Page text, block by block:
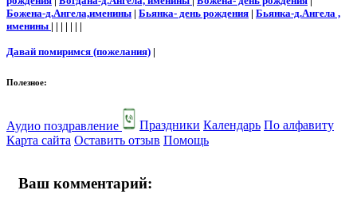
Божена-д.Ангела,именины | Бьянка- день рождения | Бьянка-д.Ангела ,
именины | | | | | | |
Давай помиримся (пожелания) |
Полезное:
Аудио поздравление Праздники Календарь По алфавиту
Карта сайта Оставить отзыв Помощь
Ваш комментарий: